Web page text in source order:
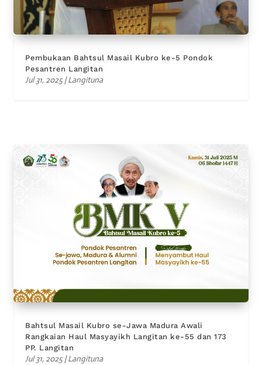
Pembukaan Bahtsul Masail Kubro ke-5 Pondok
Pesantren Langitan
Jul 31, 2025|Langituna
Bahtsul Masail Kubro se-Jawa Madura Awali
Rangkaian Haul Masyayikh Langitan ke-55 dan 173
PP. Langitan
Jul 31, 2025|Langituna